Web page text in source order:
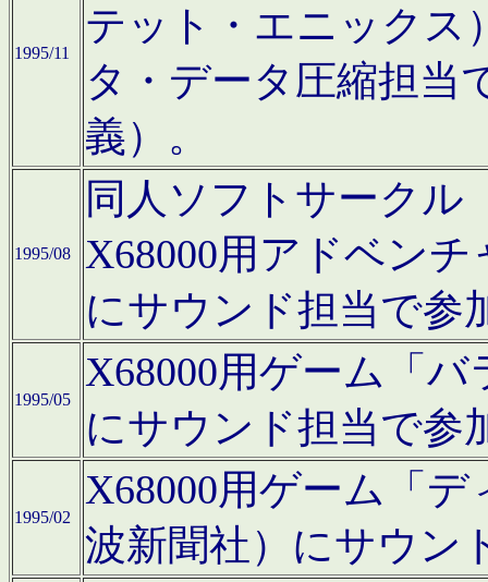
1995/11
テット・エニックス
タ・データ圧縮担当
義）。
1995/08
同人ソフトサークル
X68000用アドベン
にサウンド担当で参
1995/05
X68000用ゲーム「
にサウンド担当で参
1995/02
X68000用ゲーム「
波新聞社）にサウン